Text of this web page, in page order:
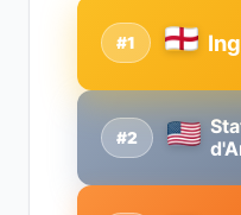
#2
#1